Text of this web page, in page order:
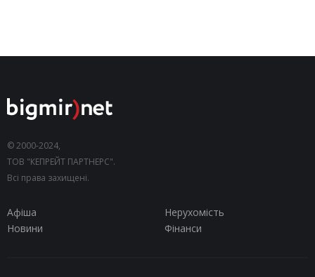
© 2000-2024,
ТОВ "КЕПРЕЙТ ПАРТНЕРС".
Всі права захищені.
Афіша
Нерухомість
Новини
Фінанси